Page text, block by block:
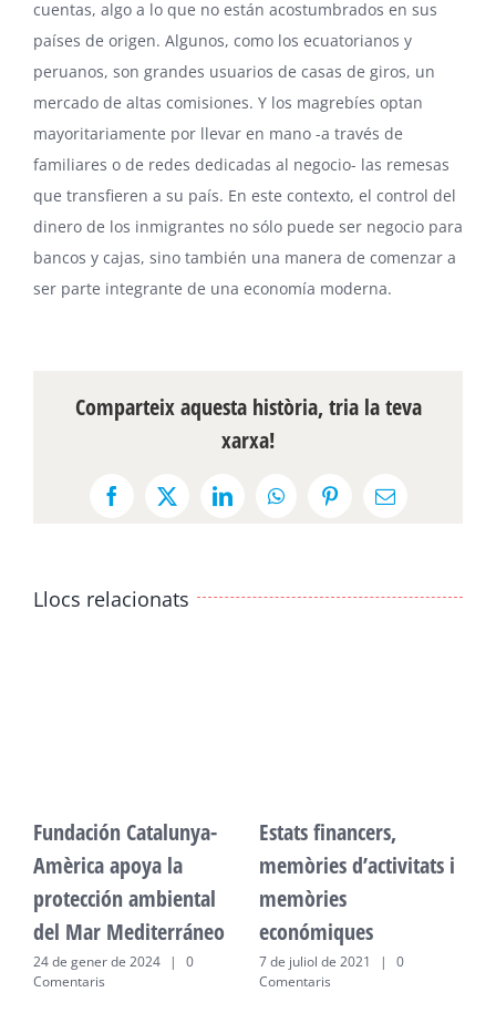
cuentas, algo a lo que no están acostumbrados en sus
países de origen. Algunos, como los ecuatorianos y
peruanos, son grandes usuarios de casas de giros, un
mercado de altas comisiones. Y los magrebíes optan
mayoritariamente por llevar en mano -a través de
familiares o de redes dedicadas al negocio- las remesas
que transfieren a su país. En este contexto, el control del
dinero de los inmigrantes no sólo puede ser negocio para
bancos y cajas, sino también una manera de comenzar a
ser parte integrante de una economía moderna.
Comparteix aquesta història, tria la teva
xarxa!
Facebook
X LinkedInWhatsAppPinterestEmail:
Llocs relacionats
Fundación Catalunya-
Amèrica apoya la
protección ambiental
del Mar Mediterráneo
24 de gener de 2024 |
0
Comentaris
Estats financers,
memòries d’activitats i
memòries
económiques
7 de juliol de 2021 |
0
Comentaris